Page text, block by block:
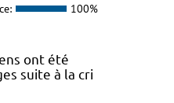
100%
ont été
suite à la cri